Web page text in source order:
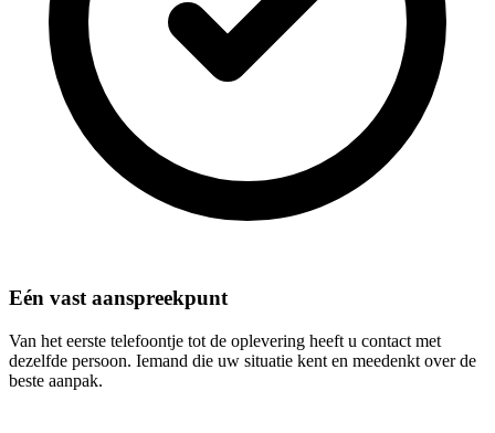
Eén vast aanspreekpunt
Van het eerste telefoontje tot de oplevering heeft u contact met
dezelfde persoon. Iemand die uw situatie kent en meedenkt over de
beste aanpak.